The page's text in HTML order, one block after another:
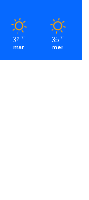
32 ℃
mar
35 ℃
mer